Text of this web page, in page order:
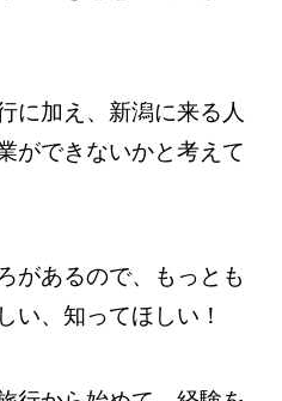
に加え、新潟に来る人
ができないかと考えて
があるので、もっとも
い、知ってほしい！